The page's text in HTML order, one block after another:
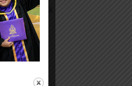
ข่าวประชาสัมพันธ์
วีดีโอกิจกรรม